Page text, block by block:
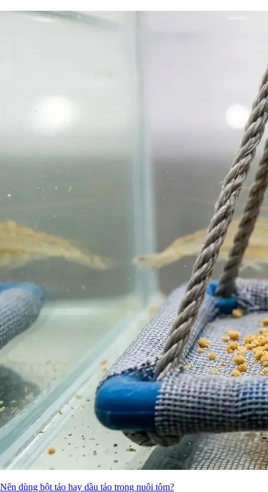
Nên dùng bột tảo hay dầu tảo trong nuôi tôm?